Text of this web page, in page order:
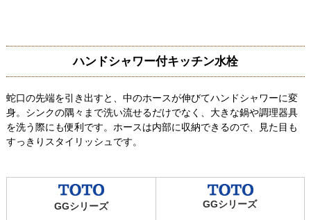
ハンドシャワー付キッチン水栓
蛇口の先端を引き出すと、中のホースが伸びてハンドシャワーに変
身。シンクの隅々まで洗い流せるだけでなく、大きな鍋や調理器具
を洗う際にも便利です。ホースは内部に収納できるので、見た目も
すっきりスタイリッシュです。
GGシリーズ GGシリーズ